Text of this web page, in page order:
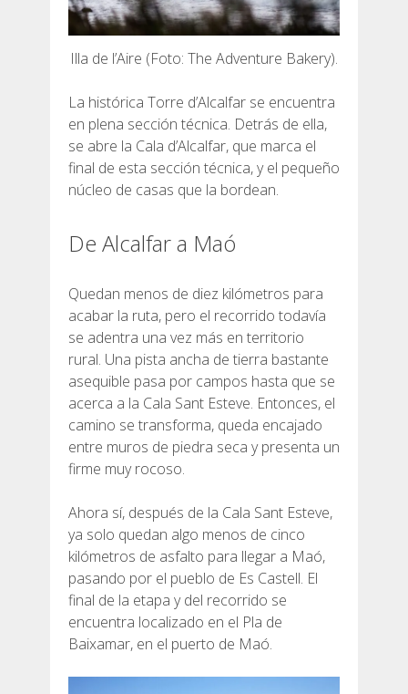
Illa de l’Aire (Foto: The Adventure Bakery).
La histórica Torre d’Alcalfar se encuentra
en plena sección técnica. Detrás de ella,
se abre la Cala d’Alcalfar, que marca el
final de esta sección técnica, y el pequeño
núcleo de casas que la bordean.
De Alcalfar a Maó
Quedan menos de diez kilómetros para
acabar la ruta, pero el recorrido todavía
se adentra una vez más en territorio
rural. Una pista ancha de tierra bastante
asequible pasa por campos hasta que se
acerca a la Cala Sant Esteve. Entonces, el
camino se transforma, queda encajado
entre muros de piedra seca y presenta un
firme muy rocoso.
Ahora sí, después de la Cala Sant Esteve,
ya solo quedan algo menos de cinco
kilómetros de asfalto para llegar a Maó,
pasando por el pueblo de Es Castell. El
final de la etapa y del recorrido se
encuentra localizado en el Pla de
Baixamar, en el puerto de Maó.